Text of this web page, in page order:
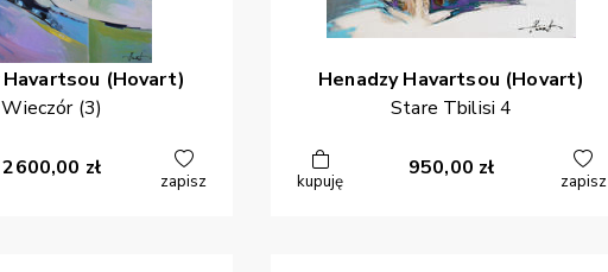
Havartsou (Hovart)
Wieczór (3)
2600,00 zł
zapisz
Henadzy Havartsou (Hovart)
Stare Tbilisi 4
kupuję
950,00 zł
zapisz